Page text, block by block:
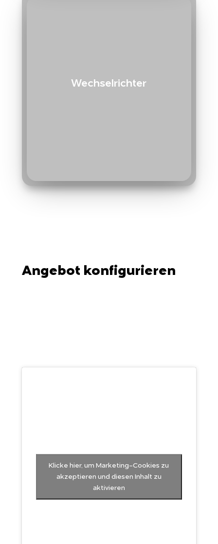
Wechselrichter
Angebot konfigurieren
Klicke hier, um Marketing-Cookies zu
akzeptieren und diesen Inhalt zu
aktivieren